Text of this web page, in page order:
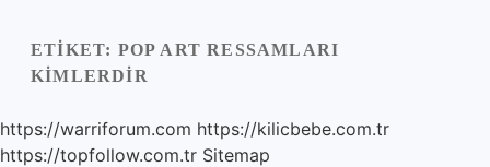
Yasal Uyarı
ETIKET: POP ART RESSAMLARI
KIMLERDIR
https://warriforum.com https://kilicbebe.com.tr
https://topfollow.com.tr Sitemap